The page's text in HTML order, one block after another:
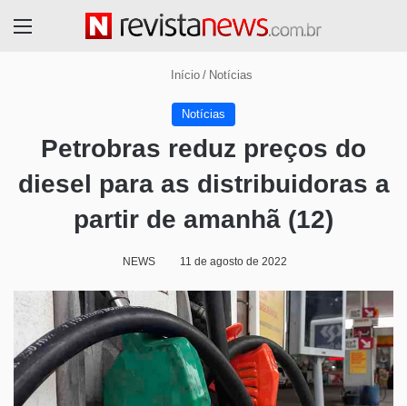
Início / Notícias
Notícias
Petrobras reduz preços do
diesel para as distribuidoras a
partir de amanhã (12)
NEWS 11 de agosto de 2022